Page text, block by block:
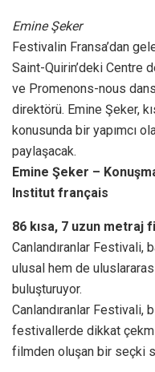
Emine Şeker
Festivalin Fransa’dan
Saint-Quirin’deki Centre
ve Promenons-nous
direktörü. Emine Şeker,
konusunda bir yapımcı
paylaşacak.
Emine Şeker –
Institut français
86 kısa, 7 uzun metraj
Canlandıranlar Festivali,
ulusal hem de
buluşturuyor.
Canlandıranlar Festivali,
festivallerde dikkat
filmden oluşan bir seçki